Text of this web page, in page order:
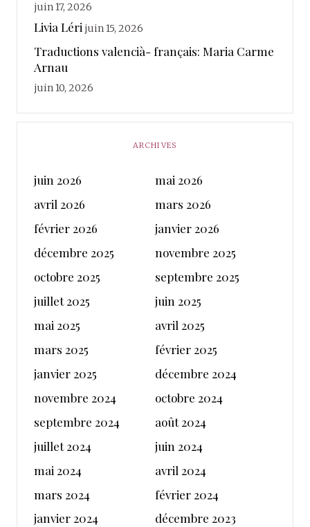
juin 17, 2026
Livia Léri juin 15, 2026
Traductions valencià- français: Maria Carme
Arnau
juin 10, 2026
ARCHIVES
juin 2026
mai 2026
avril 2026
mars 2026
février 2026
janvier 2026
décembre 2025
novembre 2025
octobre 2025
septembre 2025
juillet 2025
juin 2025
mai 2025
avril 2025
mars 2025
février 2025
janvier 2025
décembre 2024
novembre 2024
octobre 2024
septembre 2024
août 2024
juillet 2024
juin 2024
mai 2024
avril 2024
mars 2024
février 2024
janvier 2024
décembre 2023